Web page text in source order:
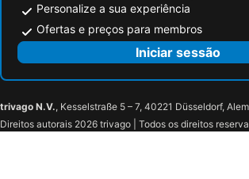
Personalize a sua experiência
Ofertas e preços para membros
Iniciar sessão
trivago N.V., Kesselstraße 5 – 7, 40221 Düsseldorf,
Direitos autorais 2026 trivago | Todos os direitos